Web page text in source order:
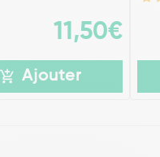
11,50€
Ajouter